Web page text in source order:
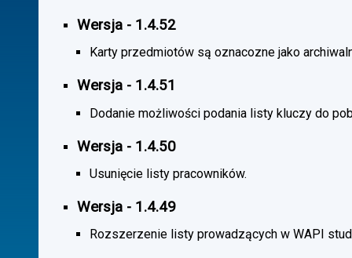
Wersja - 1.4.52
Karty przedmiotów są oznacozne jako
Wersja - 1.4.51
Dodanie możliwości podania listy kluczy do
Wersja - 1.4.50
Usunięcie listy pracowników.
Wersja - 1.4.49
Rozszerzenie listy prowadzących w WAPI